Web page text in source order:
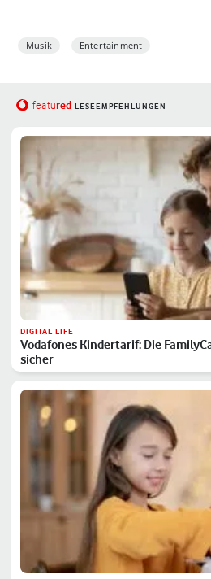
Musik Entertainment
featured LESEEMPFEHLUNGEN
DIGITAL LIFE
Vodafones Kindertarif: Die
sicher